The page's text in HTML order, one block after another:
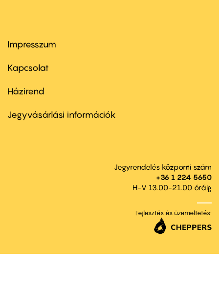
Footer
first
Impresszum
Kapcsolat
Footer
second
Házirend
Jegyvásárlási információk
Jegyrendelés központi szám
+36 1 224 5650
H-V 13.00-21.00 óráig
Fejlesztés és üzemeltetés: